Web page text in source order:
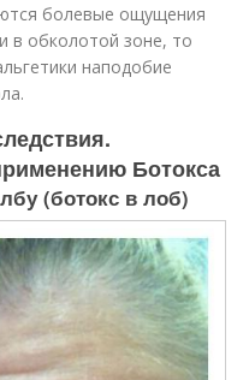
болевые ощущения
в обколотой зоне, то
наподобие
Ботокса
(ботокс в лоб)